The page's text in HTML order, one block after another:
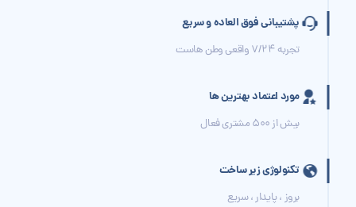
پشتیبانی فوق العاده و سریع
تجربه 7/24 واقعی وطن هاست
مورد اعتماد بهترین ها
بیش از 500 مشتری فعال
تکنولوژی زیر ساخت
بروز ، پایدار ، سریع